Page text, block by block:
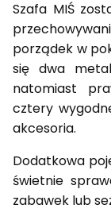
Szafa MIŚ
porządek w
się dwa
natomiast
cztery
akcesoria.
Dodatkowa
świetnie
zabawek lub